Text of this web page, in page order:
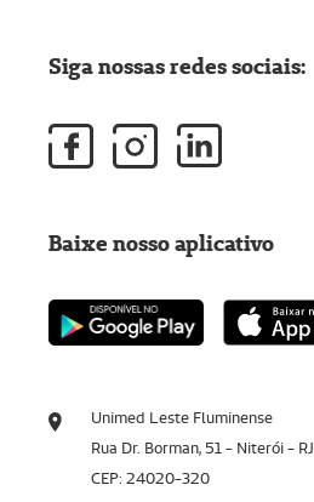
Unimed Leste Fluminense
Rua Dr. Borman, 51 - Niterói - RJ
CEP: 24020-320
Siga nossas redes sociais:
Baixe nosso aplicativo